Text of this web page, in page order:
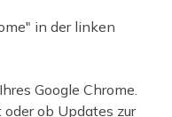
in der linken
Google Chrome.
ob Updates zur